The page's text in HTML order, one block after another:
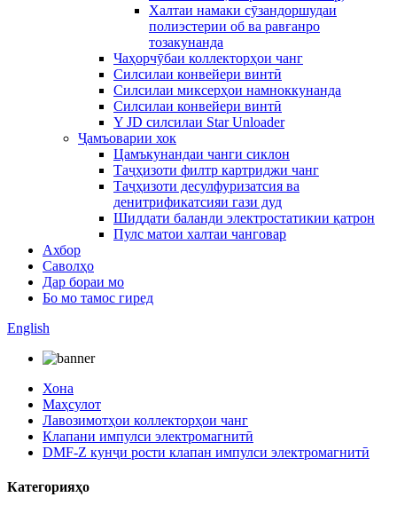
Халтаи намаки сӯзандоршудаи
полиэстерии об ва равғанро
тозакунанда
Чаҳорчӯбаи коллекторҳои чанг
Силсилаи конвейери винтӣ
Силсилаи миксерҳои намноккунанда
Силсилаи конвейери винтӣ
Y JD силсилаи Star Unloader
Ҷамъоварии хок
Цамъкунандаи чанги сиклон
Таҷҳизоти филтр картриджи чанг
Таҷҳизоти десулфуризатсия ва
денитрификатсияи гази дуд
Шиддати баланди электростатикии қатрон
Пулс матои халтаи чанговар
Ахбор
Саволҳо
Дар бораи мо
Бо мо тамос гиред
English
Хона
Маҳсулот
Лавозимотҳои коллекторҳои чанг
Клапани импулси электромагнитӣ
DMF-Z кунҷи рости клапан импулси электромагнитӣ
Категорияҳо